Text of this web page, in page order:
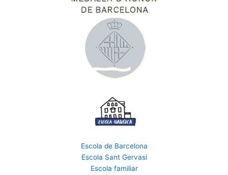
Escola de Barcelona
Escola Sant Gervasi
Escola familiar